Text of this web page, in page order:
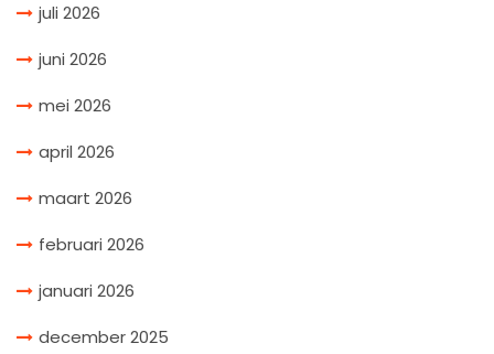
juli 2026
juni 2026
mei 2026
april 2026
maart 2026
februari 2026
januari 2026
december 2025